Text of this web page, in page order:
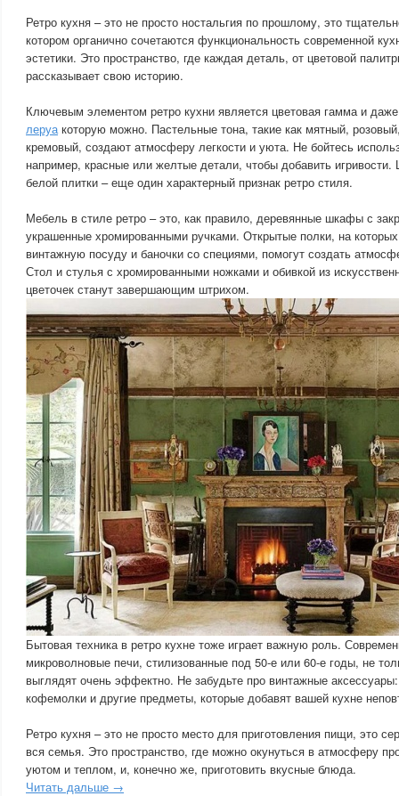
Ретро кухня – это не просто ностальгия по прошлому, это
котором органично сочетаются функциональность современной
эстетики. Это пространство, где каждая деталь, от цветовой
рассказывает свою историю.
Ключевым элементом ретро кухни является цветовая гамма и
леруакоторую можно. Пастельные тона, такие как мятный,
кремовый, создают атмосферу легкости и уюта. Не бойтесь
например, красные или желтые детали, чтобы добавить
белой плитки – еще один характерный признак ретро стиля.
Мебель в стиле ретро – это, как правило, деревянные шкафы с
украшенные хромированными ручками. Открытые полки, на
винтажную посуду и баночки со специями, помогут создать
Стол и стулья с хромированными ножками и обивкой из
цветочек станут завершающим штрихом.
Бытовая техника в ретро кухне тоже играет важную роль.
микроволновые печи, стилизованные под 50-е или 60-е годы, не
выглядят очень эффектно. Не забудьте про винтажные
кофемолки и другие предметы, которые добавят вашей кухне
Ретро кухня – это не просто место для приготовления пищи, это
вся семья. Это пространство, где можно окунуться в атмосферу
уютом и теплом, и, конечно же, приготовить вкусные блюда.
Читать дальше →